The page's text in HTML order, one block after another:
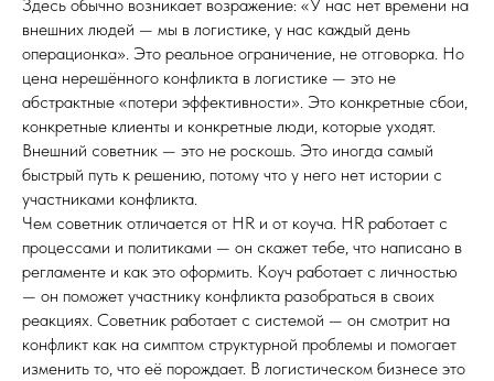
Здесь обычно возникает возражение: «У нас нет времени на
внешних людей — мы в логистике, у нас каждый день
операционка». Это реальное ограничение, не отговорка. Но
цена нерешённого конфликта в логистике — это не
абстрактные «потери эффективности». Это конкретные сбои,
конкретные клиенты и конкретные люди, которые уходят.
Внешний советник — это не роскошь. Это иногда самый
быстрый путь к решению, потому что у него нет истории с
участниками конфликта.
Чем советник отличается от HR и от коуча. HR работает с
процессами и политиками — он скажет тебе, что написано в
регламенте и как это оформить. Коуч работает с личностью
— он поможет участнику конфликта разобраться в своих
реакциях. Советник работает с системой — он смотрит на
конфликт как на симптом структурной проблемы и помогает
изменить то, что её порождает. В логистическом бизнесе это